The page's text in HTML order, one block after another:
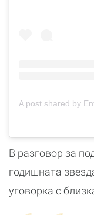
В разговор за
годишната
уговорка с